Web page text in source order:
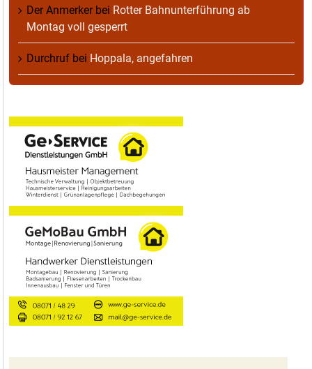
Der Anmerkerbei Rotter Bahnunterführung ab
Montag voll gesperrt
Durchruf bei Hoppala, angefahren